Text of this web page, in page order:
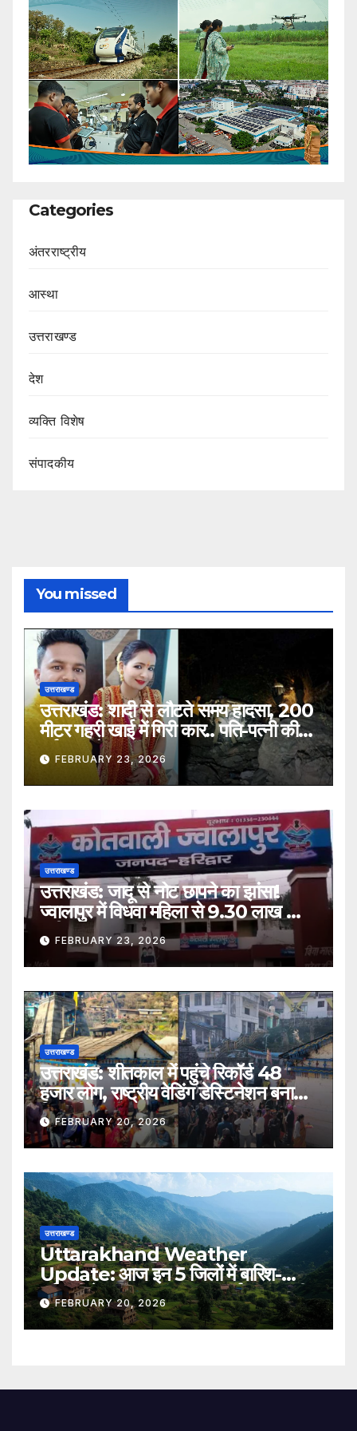
Categories
अंतरराष्ट्रीय
आस्था
उत्तराखण्ड
देश
व्यक्ति विशेष
संपादकीय
You missed
उत्तराखण्ड
उत्तराखंड: शादी से लौटते समय हादसा, 200
मीटर गहरी खाई में गिरी कार.. पति-पत्नी की
दर्दनाक मौत
FEBRUARY 23, 2026
उत्तराखण्ड
उत्तराखंड: जादू से नोट छापने का झांसा!
ज्वालापुर में विधवा महिला से 9.30 लाख की
ठगी, तीन नामजद
FEBRUARY 23, 2026
उत्तराखण्ड
उत्तराखंड: शीतकाल में पहुंचे रिकॉर्ड 48
हजार लोग, राष्ट्रीय वेडिंग डेस्टिनेशन बना
त्रियुगीनारायण
FEBRUARY 20, 2026
उत्तराखण्ड
Uttarakhand Weather
Update: आज इन 5 जिलों में बारिश-
बर्फबारी के आसार, IMD का पूर्वानुमान जारी..
पढ़िए
FEBRUARY 20, 2026